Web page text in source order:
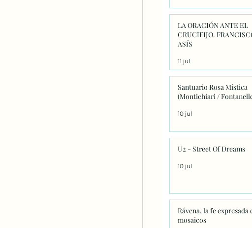
LA ORACIÓN ANTE EL
CRUCIFIJO.
ASÍS
11 jul
Santuario Rosa Mística
(Montichiari /
10 jul
U2 - Street Of Dreams
10 jul
Rávena, la fe expresada
mosaicos